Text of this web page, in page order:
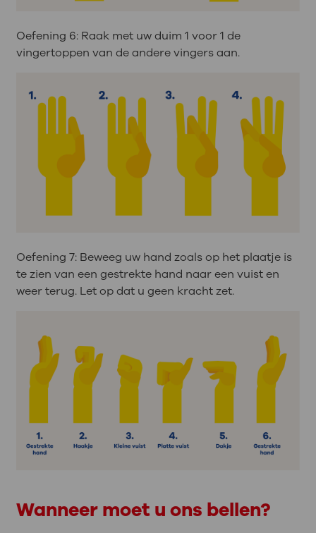
Oefening 6: Raak met uw duim 1 voor 1 de
vingertoppen van de andere vingers aan.
Oefening 7: Beweeg uw hand zoals op het plaatje is
te zien van een gestrekte hand naar een vuist en
weer terug. Let op dat u geen kracht zet.
Wanneer moet u ons bellen?